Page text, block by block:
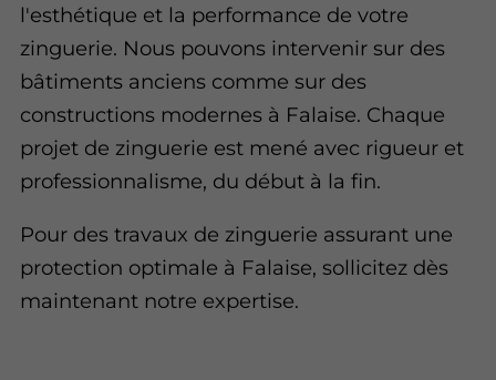
l'esthétique et la performance de votre
zinguerie. Nous pouvons intervenir sur des
bâtiments anciens comme sur des
constructions modernes à Falaise. Chaque
projet de zinguerie est mené avec rigueur et
professionnalisme, du début à la fin.
Pour des travaux de zinguerie assurant une
protection optimale à Falaise, sollicitez dès
maintenant notre expertise.